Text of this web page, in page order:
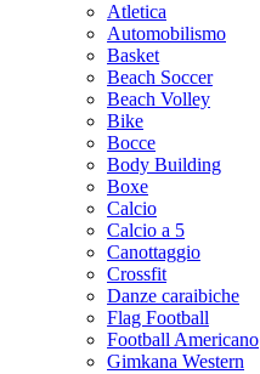
Atletica
Automobilismo
Basket
Beach Soccer
Beach Volley
Bike
Bocce
Body Building
Boxe
Calcio
Calcio a 5
Canottaggio
Crossfit
Danze caraibiche
Flag Football
Football Americano
Gimkana Western